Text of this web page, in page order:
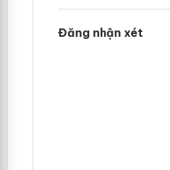
Đăng nhận xét